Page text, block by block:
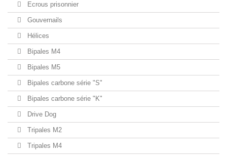
Ecrous prisonnier
Gouvernails
Hélices
Bipales M4
Bipales M5
Bipales carbone série "S"
Bipales carbone série "K"
Drive Dog
Tripales M2
Tripales M4